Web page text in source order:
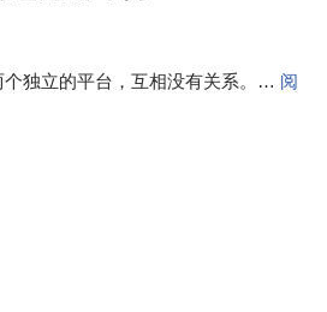
独立的平台，互相没有关系。… 阅